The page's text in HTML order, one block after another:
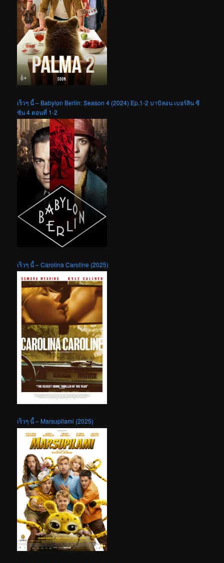
เร็วๆ นี้ – Babylon Berlin: Season 4 (2024) Ep.1-2 บาบิลอน เบอร์ลิน ซี
ซัน 4 ตอนที่ 1-2
เร็วๆ นี้ – Carolina Caroline (2025)
เร็วๆ นี้ – Marsupilami (2025)